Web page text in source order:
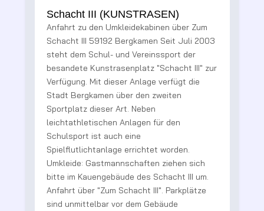
Boulebahn am Schacht III
Regelmäßig wird unsere Boulebahn von den
Vereinsmitgliedern, Verwandten und
Bekannten genutzt. Die Nachfrage ist so
groß, dass wir planen eine zweite Bahn zu
errichten.